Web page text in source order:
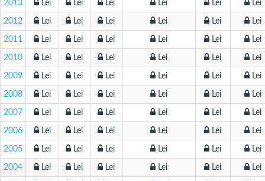
2013 Lei Lei Lei Lei Lei Lei
2012 Lei Lei Lei Lei Lei Lei
2011 Lei Lei Lei Lei Lei Lei
2010 Lei Lei Lei Lei Lei Lei
2009 Lei Lei Lei Lei Lei Lei
2008 Lei Lei Lei Lei Lei Lei
2007 Lei Lei Lei Lei Lei Lei
2006 Lei Lei Lei Lei Lei Lei
2005 Lei Lei Lei Lei Lei Lei
2004 Lei Lei Lei Lei Lei Lei